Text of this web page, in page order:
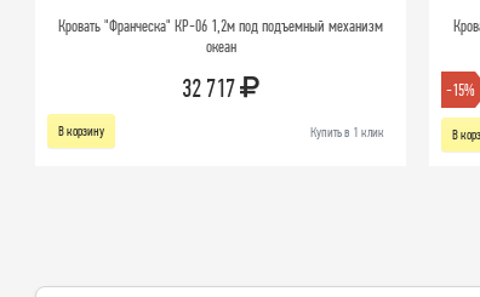
Кровать "Франческа" КР-06 1,2м под подъемный механизм
океан
32 717
В корзину Купить в 1 клик
-15%
В